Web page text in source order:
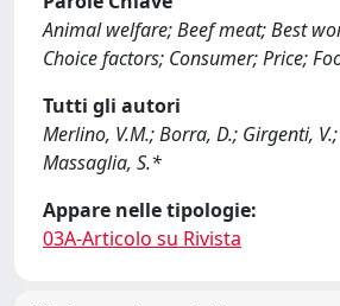
Animal welfare; Beef meat; Best
Choice factors; Consumer; Price;
Tutti gli autori
Merlino, V.M.; Borra, D.; Girgenti,
Massaglia, S.*
Appare nelle tipologie:
03A-Articolo su Rivista